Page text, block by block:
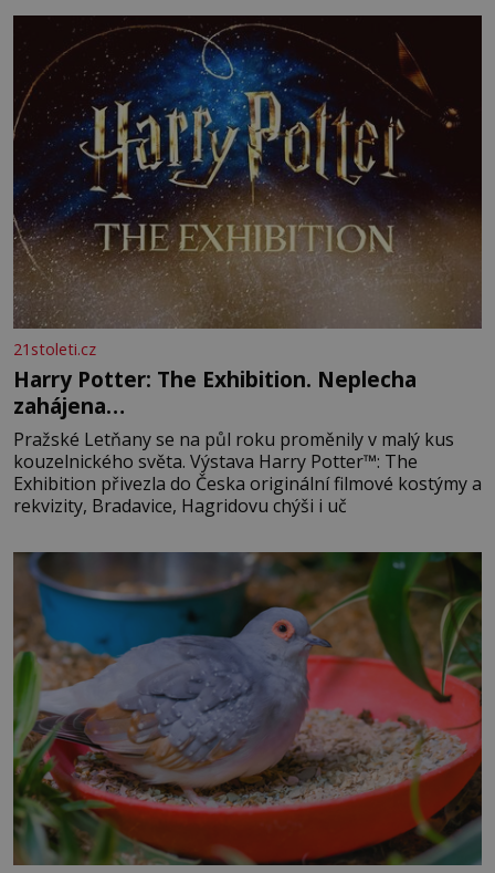
21stoleti.cz
Harry Potter: The Exhibition. Neplecha
zahájena…
Pražské Letňany se na půl roku proměnily v malý kus
kouzelnického světa. Výstava Harry Potter™: The
Exhibition přivezla do Česka originální filmové kostýmy a
rekvizity, Bradavice, Hagridovu chýši i uč